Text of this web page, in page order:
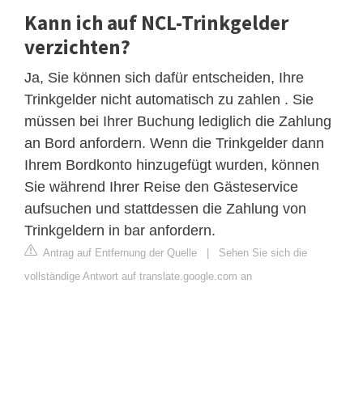
Kann ich auf NCL-Trinkgelder
verzichten?
Ja, Sie können sich dafür entscheiden, Ihre
Trinkgelder nicht automatisch zu zahlen . Sie
müssen bei Ihrer Buchung lediglich die Zahlung
an Bord anfordern. Wenn die Trinkgelder dann
Ihrem Bordkonto hinzugefügt wurden, können
Sie während Ihrer Reise den Gästeservice
aufsuchen und stattdessen die Zahlung von
Trinkgeldern in bar anfordern.
Antrag auf Entfernung der Quelle | Sehen Sie sich die
vollständige Antwort auf translate.google.com an